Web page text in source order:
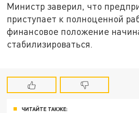
Министр заверил, что
приступает к полноценной
финансовое положение
стабилизироваться.
ЧИТАЙТЕ ТАКЖЕ: